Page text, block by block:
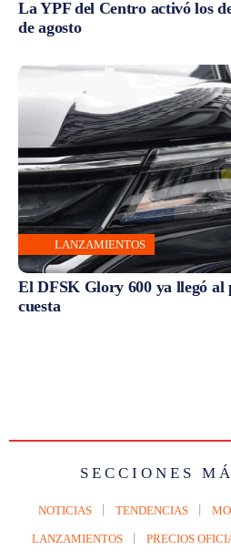
La YPF del Centro activó los
de agosto
LANZAMIENTOS
El DFSK Glory 600 ya llegó al
cuesta
SECCIONES
NOTICIAS TENDENCIAS
LANZAMIENTOS PRECIOS